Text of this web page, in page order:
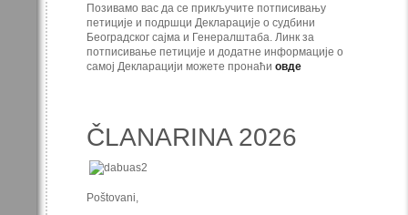
Позивамо вас да се прикључите потписивању
петиције и подршци Декларације о судбини
Београдског сајма и Генералштаба. Линк за
потписивање петиције и додатне информације о
самој Декларацији можете пронаћи овде
ČLANARINA 2026
Poštovani,